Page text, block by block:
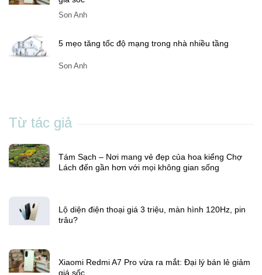
Son Anh
5 mẹo tăng tốc độ mạng trong nhà nhiều tầng
Son Anh
Từ tác giả
Tám Sạch – Nơi mang vẻ đẹp của hoa kiểng Chợ
Lách đến gần hơn với mọi không gian sống
Lộ diện điện thoại giá 3 triệu, màn hình 120Hz, pin
trâu?
Xiaomi Redmi A7 Pro vừa ra mắt: Đại lý bán lẻ giảm
giá sốc